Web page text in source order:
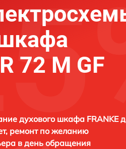
72 M GF
духового шкафа FRANKE
ремонт по желанию
в день обращения